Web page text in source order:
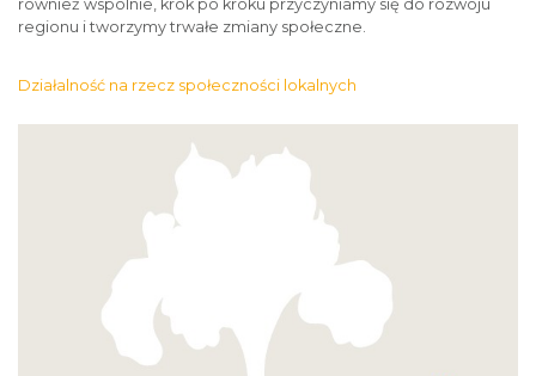
również wspólnie, krok po kroku przyczyniamy się do rozwoju
regionu i tworzymy trwałe zmiany społeczne.
Działalność na rzecz społeczności lokalnych